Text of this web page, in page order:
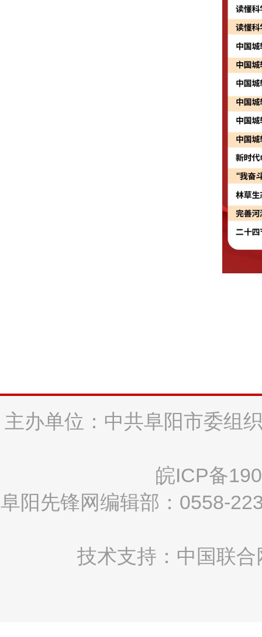
主办单位：中共阜阳市委组
皖ICP备
阜阳先锋网编辑部：0558-
技术支持：中国联